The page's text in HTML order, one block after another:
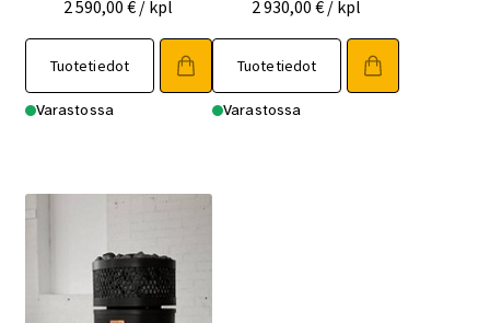
2 590,00€ / kpl
Tuotetiedot
Varastossa
2 930,00 € / kpl
Tuotetiedot
Varastossa